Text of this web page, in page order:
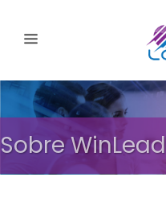
Sobre WinLead